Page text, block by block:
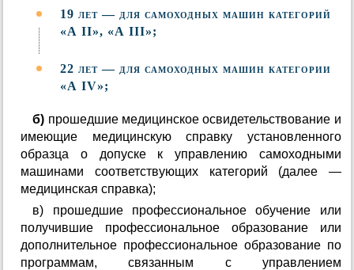
19 лет — для самоходных машин категорий
«А II», «А III»;
22 лет — для самоходных машин категории
«А IV»;
б) прошедшие медицинское освидетельствование и
имеющие медицинскую справку установленного
образца о допуске к управлению самоходными
машинами соответствующих категорий (далее —
медицинская справка);
в) прошедшие профессиональное обучение или
получившие профессиональное образование или
дополнительное профессиональное образование по
программам, связанным с управлением